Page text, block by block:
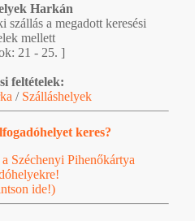
Harkán
szállás a megadott keresési
mellett
21 - 25. ]
feltételek:
/ Szálláshelyek
keres?
Széchenyi Pihenőkártya
ide!)